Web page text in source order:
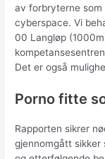
av forbryterne som
cyberspace. Vi
00 Langløp
Det er også
Porno fitte
Rapporten sikrer
gjennomgått sikker